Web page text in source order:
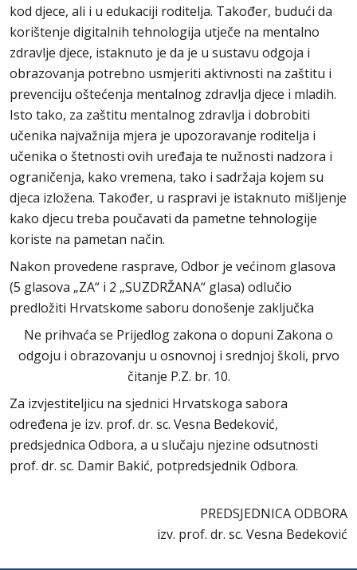
kod djece, ali i u edukaciji roditelja. Također, budući da
korištenje digitalnih tehnologija utječe na mentalno
zdravlje djece, istaknuto je da je u sustavu odgoja i
obrazovanja potrebno usmjeriti aktivnosti na zaštitu i
prevenciju oštećenja mentalnog zdravlja djece i mladih.
Isto tako, za zaštitu mentalnog zdravlja i dobrobiti
učenika najvažnija mjera je upozoravanje roditelja i
učenika o štetnosti ovih uređaja te nužnosti nadzora i
ograničenja, kako vremena, tako i sadržaja kojem su
djeca izložena. Također, u raspravi je istaknuto mišljenje
kako djecu treba poučavati da pametne tehnologije
koriste na pametan način.
Nakon provedene rasprave, Odbor je većinom glasova
(5 glasova „ZA“ i 2 „SUZDRŽANA“ glasa) odlučio
predložiti Hrvatskome saboru donošenje zaključka
Ne prihvaća se Prijedlog zakona o dopuni Zakona o
odgoju i obrazovanju u osnovnoj i srednjoj školi, prvo
čitanje P.Z. br. 10.
Za izvjestiteljicu na sjednici Hrvatskoga sabora
određena je izv. prof. dr. sc. Vesna Bedeković,
predsjednica Odbora, a u slučaju njezine odsutnosti
prof. dr. sc. Damir Bakić, potpredsjednik Odbora.
PREDSJEDNICA ODBORA
izv. prof. dr. sc. Vesna Bedeković